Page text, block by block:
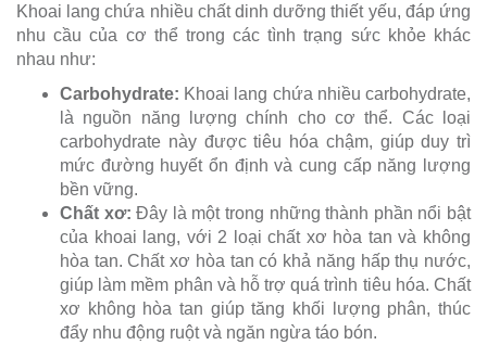
Khoai lang chứa nhiều chất dinh dưỡng thiết yếu, đáp ứng
nhu cầu của cơ thể trong các tình trạng sức khỏe khác
nhau như:
Carbohydrate: Khoai lang chứa nhiều carbohydrate,
là nguồn năng lượng chính cho cơ thể. Các loại
carbohydrate này được tiêu hóa chậm, giúp duy trì
mức đường huyết ổn định và cung cấp năng lượng
bền vững.
Chất xơ: Đây là một trong những thành phần nổi bật
của khoai lang, với 2 loại chất xơ hòa tan và không
hòa tan. Chất xơ hòa tan có khả năng hấp thụ nước,
giúp làm mềm phân và hỗ trợ quá trình tiêu hóa. Chất
xơ không hòa tan giúp tăng khối lượng phân, thúc
đẩy nhu động ruột và ngăn ngừa táo bón.